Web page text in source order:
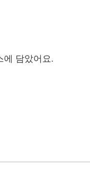
에 담았어요.